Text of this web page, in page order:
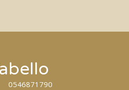
0546871790